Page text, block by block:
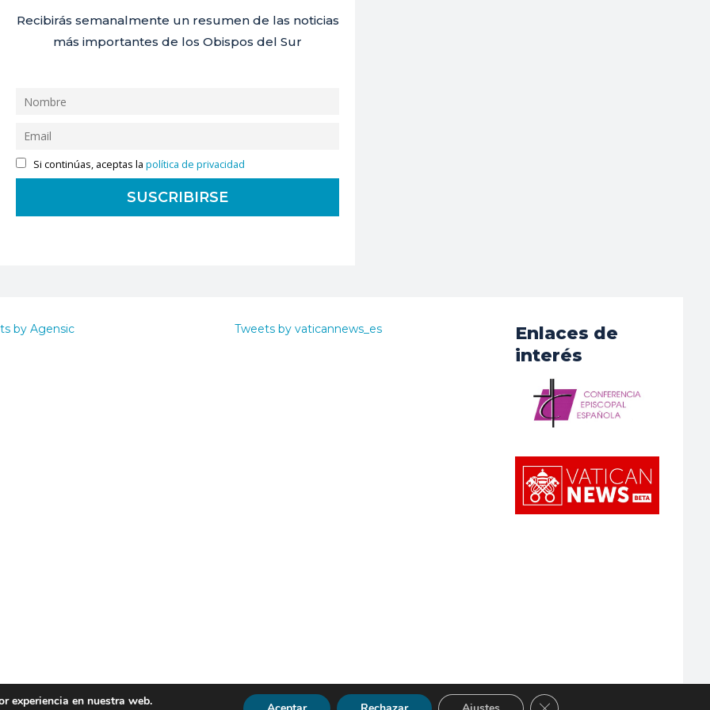
Recibirás semanalmente un resumen de las noticias
más importantes de los Obispos del Sur
Si continúas, aceptas lapolítica de privacidad
by Agensic Tweets by vaticannews_es
Enlaces de
interés
experiencia en nuestra web.
Cerrar el banner de cookies